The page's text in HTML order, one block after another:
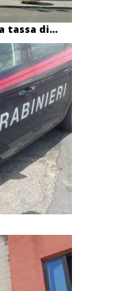
tassa di...